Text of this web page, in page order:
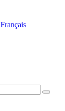
Français